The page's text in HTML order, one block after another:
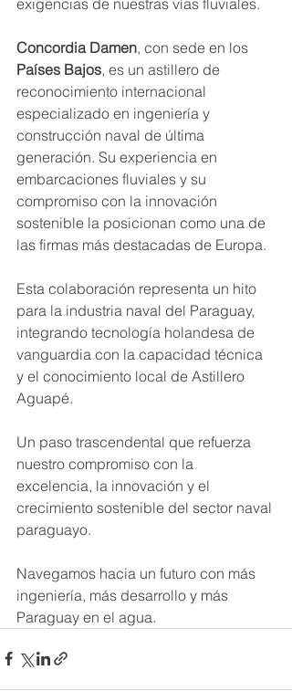
Concordia Damen, con sede en los
Países Bajos, es un astillero de
reconocimiento internacional
especializado en ingeniería y
construcción naval de última
generación. Su experiencia en
embarcaciones fluviales y su
compromiso con la innovación
sostenible la posicionan como una de
las firmas más destacadas de Europa.
Esta colaboración representa un hito
para la industria naval del Paraguay,
integrando tecnología holandesa de
vanguardia con la capacidad técnica
y el conocimiento local de Astillero
Aguapé.
Un paso trascendental que refuerza
nuestro compromiso con la
excelencia, la innovación y el
crecimiento sostenible del sector naval
paraguayo.
Navegamos hacia un futuro con más
ingeniería, más desarrollo y más
Paraguay en el agua.